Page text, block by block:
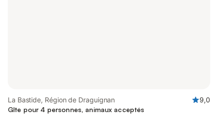
La Bastide, Région de Draguignan
9,0
Gîte pour 4 personnes, animaux acceptés